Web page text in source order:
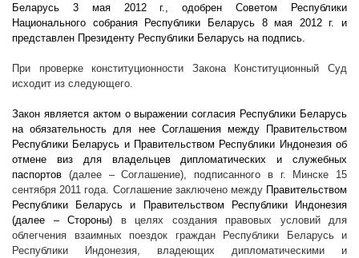
Беларусь 3 мая 2012 г., одобрен Советом Республики
Национального собрания Республики Беларусь 8 мая 2012 г. и
представлен Президенту Республики Беларусь на подпись.
При проверке конституционности Закона Конституционный Суд
исходит из следующего.
Закон является актом о выражении согласия Республики Беларусь
на обязательность для нее Соглашения между Правительством
Республики Беларусь и Правительством Республики Индонезия об
отмене виз для владельцев дипломатических и служебных
паспортов (далее – Соглашение), подписанного в г. Минске 15
сентября 2011 года. Соглашение заключено между Правительством
Республики Беларусь и Правительством Республики Индонезия
(далее – Стороны) в целях создания правовых условий для
облегчения взаимных поездок граждан Республики Беларусь и
Республики Индонезия, владеющих дипломатическими и